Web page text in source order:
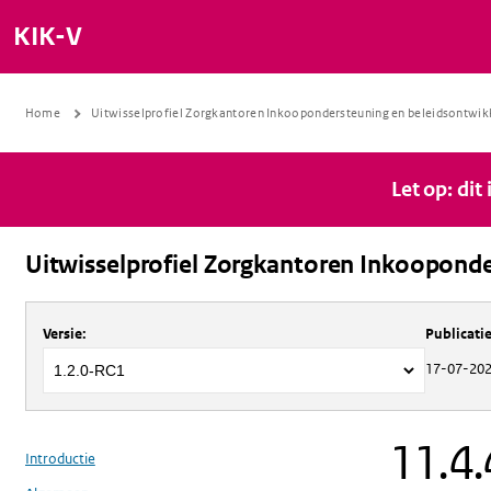
KIK-V
Home Uitwisselprofiel Zorgkantoren Inkoopondersteuning en
Let op: dit
Uitwisselprofiel Zorgkantoren
Over Uitwisselprofiel Zorgkantoren
Versie:
17-07-
Introductie